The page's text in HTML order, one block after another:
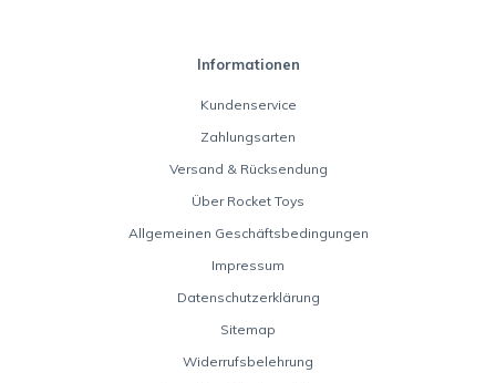
Informationen
Kundenservice
Zahlungsarten
Versand & Rücksendung
Über Rocket Toys
Allgemeinen Geschäftsbedingungen
Impressum
Datenschutzerklärung
Sitemap
Widerrufsbelehrung